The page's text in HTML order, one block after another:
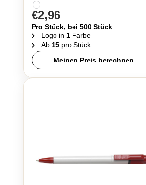
€2,96
Pro Stück, bei 500 Stück
Logo in 1 Farbe
Ab 15 pro Stück
Meinen Preis berechnen